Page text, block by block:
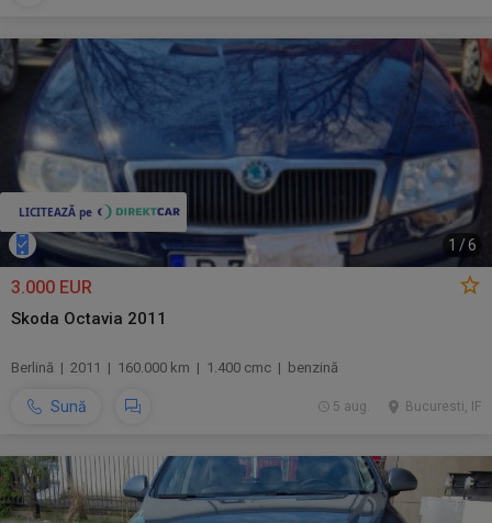
1 /6
3.000 EUR
Skoda Octavia 2011
Berlină | 2011 | 160.000 km | 1.400 cmc | benzină
Sună Bucuresti, IF
5 aug.